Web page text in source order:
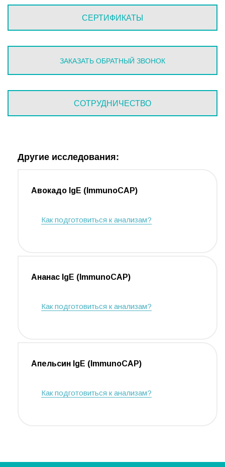
СЕРТИФИКАТЫ
ЗАКАЗАТЬ ОБРАТНЫЙ ЗВОНОК
СОТРУДНИЧЕСТВО
Другие исследования:
Авокадо IgE (ImmunoCAP)
Как подготовиться к анализам?
Ананас IgE (ImmunoCAP)
Как подготовиться к анализам?
Апельсин IgE (ImmunoCAP)
Как подготовиться к анализам?